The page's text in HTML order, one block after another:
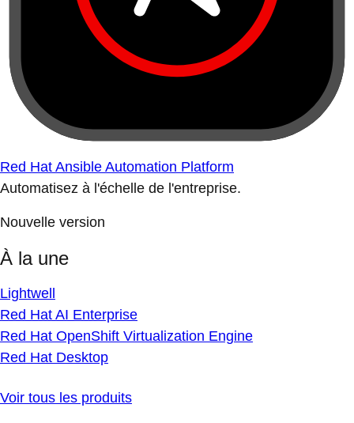
Red Hat Ansible Automation Platform
Automatisez à l'échelle de l'entreprise.
Nouvelle version
À la une
Lightwell
Red Hat AI Enterprise
Red Hat OpenShift Virtualization Engine
Red Hat Desktop
Voir tous les produits